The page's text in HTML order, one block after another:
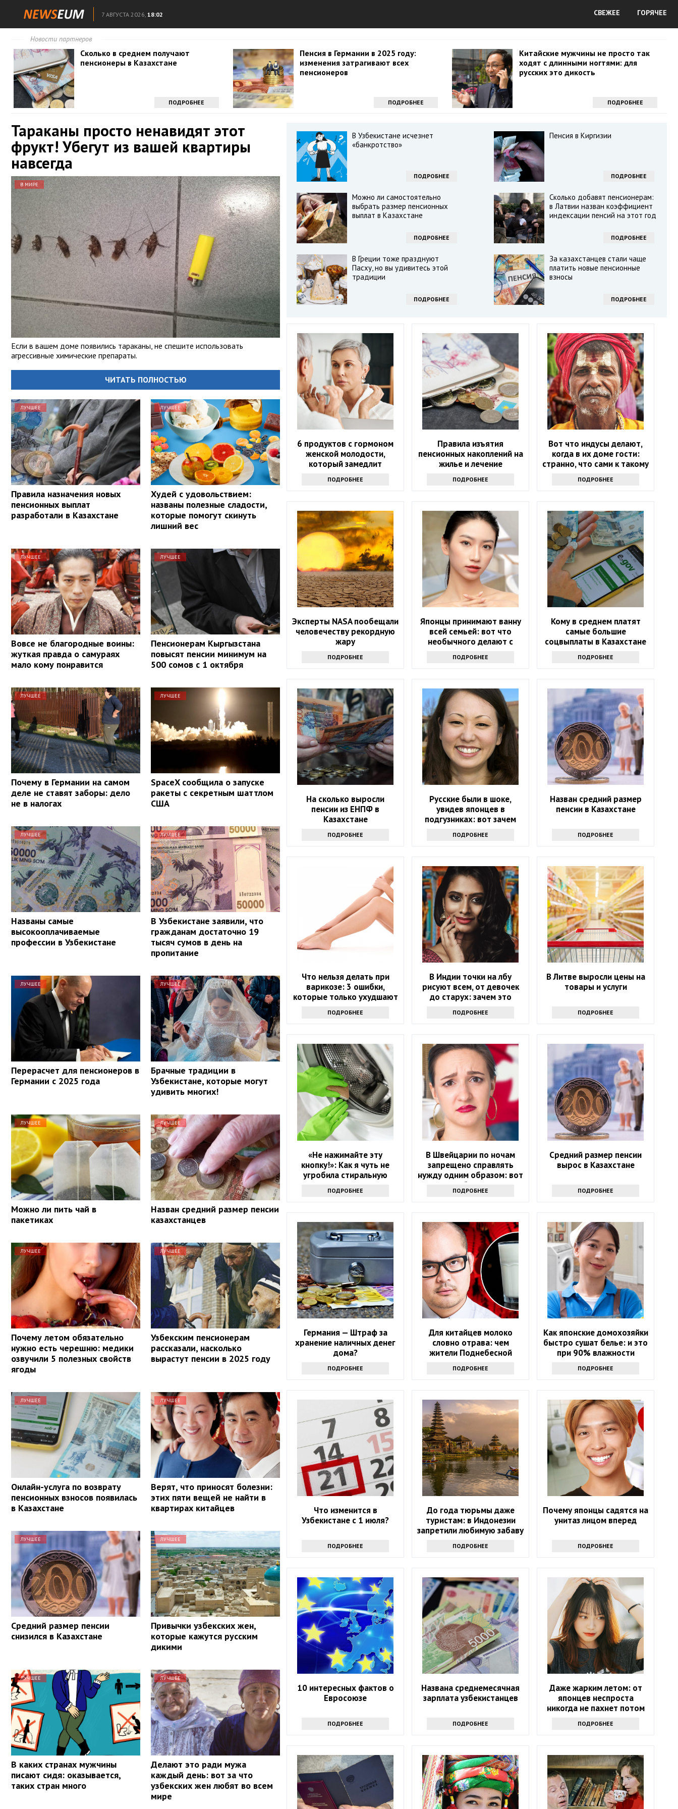
7 АВГУСТА 2026, 18:02 СВЕЖЕЕ ГОРЯЧЕЕ
Новости партнеров
Сколько в среднем получают
пенсионеры в Казахстане
ПОДРОБНЕЕ
Пенсия в Германии в 2025 году:
изменения затрагивают всех
пенсионеров
ПОДРОБНЕЕ
Китайские мужчины не просто так
ходят с длинными ногтями: для
русских это дикость
ПОДРОБНЕЕ
Тараканы просто ненавидят этот
фрукт! Убегут из вашей квартиры
навсегда
В МИРЕ
Если в вашем доме появились тараканы, не спешите использовать
агрессивные химические препараты.
ЧИТАТЬ ПОЛНОСТЬЮ
ЛУЧШЕЕ
Правила назначения новых
пенсионных выплат
разработали в Казахстане
ЛУЧШЕЕ
Худей с удовольствием:
названы полезные сладости,
которые помогут скинуть
лишний вес
ЛУЧШЕЕ
Вовсе не благородные воины:
жуткая правда о самураях
мало кому понравится
ЛУЧШЕЕ
Пенсионерам Кыргызстана
повысят пенсии минимум на
500 сомов с 1 октября
ЛУЧШЕЕ
Почему в Германии на самом
деле не ставят заборы: дело
не в налогах
ЛУЧШЕЕ
SpaceX сообщила о запуске
ракеты с секретным шаттлом
США
ЛУЧШЕЕ
Названы самые
высокооплачиваемые
профессии в Узбекистане
ЛУЧШЕЕ
В Узбекистане заявили, что
гражданам достаточно 19
тысяч сумов в день на
пропитание
ЛУЧШЕЕ
Перерасчет для пенсионеров в
Германии с 2025 года
ЛУЧШЕЕ
Брачные традиции в
Узбекистане, которые могут
удивить многих!
ЛУЧШЕЕ
Можно ли пить чай в
пакетиках
ЛУЧШЕЕ
Назван средний размер пенсии
казахстанцев
ЛУЧШЕЕ
Почему летом обязательно
нужно есть черешню: медики
озвучили 5 полезных свойств
ягоды
ЛУЧШЕЕ
Узбекским пенсионерам
рассказали, насколько
вырастут пенсии в 2025 году
ЛУЧШЕЕ
Онлайн-услуга по возврату
пенсионных взносов появилась
в Казахстане
ЛУЧШЕЕ
Верят, что приносят болезни:
этих пяти вещей не найти в
квартирах китайцев
ЛУЧШЕЕ
Средний размер пенсии
снизился в Казахстане
ЛУЧШЕЕ
Привычки узбекских жен,
которые кажутся русским
дикими
ЛУЧШЕЕ
В каких странах мужчины
писают сидя: оказывается,
таких стран много
ЛУЧШЕЕ
Делают это ради мужа
каждый день: вот за что
узбекских жен любят во всем
мире
В Узбекистане исчезнет
«банкротство»
ПОДРОБНЕЕ
Пенсия в Киргизии
ПОДРОБНЕЕ
Можно ли самостоятельно
выбрать размер пенсионных
выплат в Казахстане
ПОДРОБНЕЕ
Сколько добавят пенсионерам:
в Латвии назван коэффициент
индексации пенсий на этот год
ПОДРОБНЕЕ
В Греции тоже празднуют
Пасху, но вы удивитесь этой
традиции
ПОДРОБНЕЕ
За казахстанцев стали чаще
платить новые пенсионные
взносы
ПОДРОБНЕЕ
6 продуктов с гормоном
женской молодости,
который замедлит
ПОДРОБНЕЕ
Правила изъятия
пенсионных накоплений на
жилье и лечение
ПОДРОБНЕЕ
Вот что индусы делают,
когда в их доме гости:
странно, что сами к такому
ПОДРОБНЕЕ
Эксперты NASA пообещали
человечеству рекордную
жару
ПОДРОБНЕЕ
Японцы принимают ванну
всей семьей: вот что
необычного делают с
водой после этого
ПОДРОБНЕЕ
Кому в среднем платят
самые большие
соцвыплаты в Казахстане
ПОДРОБНЕЕ
На сколько выросли
пенсии из ЕНПФ в
Казахстане
ПОДРОБНЕЕ
Русские были в шоке,
увидев японцев в
подгузниках: вот зачем
ПОДРОБНЕЕ
Назван средний размер
пенсии в Казахстане
ПОДРОБНЕЕ
Что нельзя делать при
варикозе: 3 ошибки,
которые только ухудшают
ПОДРОБНЕЕ
В Индии точки на лбу
рисуют всем, от девочек
до старух: зачем это
ПОДРОБНЕЕ
В Литве выросли цены на
товары и услуги
ПОДРОБНЕЕ
«Не нажимайте эту
кнопку!»: Как я чуть не
угробила стиральную
ситуацию
ПОДРОБНЕЕ
В Швейцарии по ночам
запрещено справлять
нужду одним образом: вот
как люди обходят запрет
ПОДРОБНЕЕ
Средний размер пенсии
вырос в Казахстане
ПОДРОБНЕЕ
Германия — Штраф за
хранение наличных денег
дома?
ПОДРОБНЕЕ
Для китайцев молоко
словно отрава: чем
жители Поднебесной
людей
ПОДРОБНЕЕ
Как японские домохозяйки
быстро сушат белье: и это
при 90% влажности
ПОДРОБНЕЕ
Что изменится в
Узбекистане с 1 июля?
ПОДРОБНЕЕ
До года тюрьмы даже
туристам: в Индонезии
запретили любимую забаву
ПОДРОБНЕЕ
Почему японцы садятся на
унитаз лицом вперед
ПОДРОБНЕЕ
10 интересных фактов о
Евросоюзе
ПОДРОБНЕЕ
Названа среднемесячная
зарплата узбекистанцев
ПОДРОБНЕЕ
Даже жарким летом: от
японцев неспроста
никогда не пахнет потом
ПОДРОБНЕЕ